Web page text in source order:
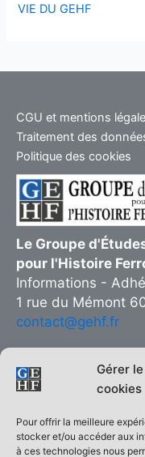
Gérer
cookies
Pour offrir la meilleure
stocker et/ou accéder aux
à ces technologies nous
VIE DU GEHF
CGU et mentions
Traitement des
Politique des cookies
Le Groupe
pour l'Histoire
Informations -
1 rue du Mémont
contact@gehf.fr
Copie interdite © 2026
| Réalisé